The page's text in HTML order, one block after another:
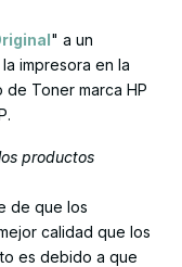
" a un
impresora en la
de Toner marca HP
productos
de que los
calidad que los
es debido a que